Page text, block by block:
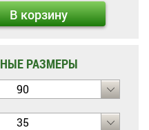
В корзину
РАЗМЕРЫ
90
35